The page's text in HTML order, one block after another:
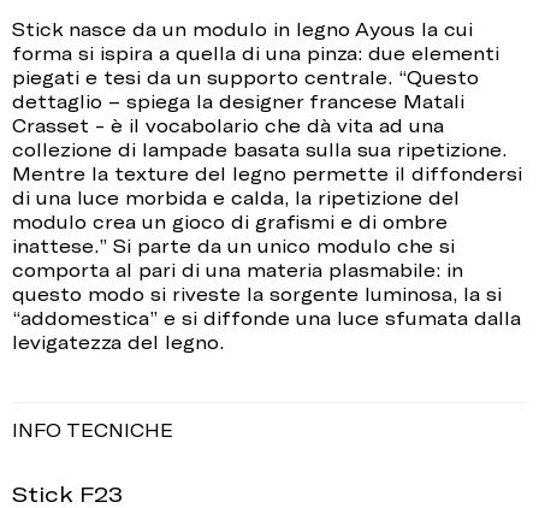
Stick nasce da un modulo in legno Ayous la cui
forma si ispira a quella di una pinza: due elementi
piegati e tesi da un supporto centrale. “Questo
dettaglio – spiega la designer francese Matali
Crasset - è il vocabolario che dà vita ad una
collezione di lampade basata sulla sua ripetizione.
Mentre la texture del legno permette il diffondersi
di una luce morbida e calda, la ripetizione del
modulo crea un gioco di grafismi e di ombre
inattese.” Si parte da un unico modulo che si
comporta al pari di una materia plasmabile: in
questo modo si riveste la sorgente luminosa, la si
“addomestica” e si diffonde una luce sfumata dalla
levigatezza del legno.
INFO TECNICHE
Stick F23